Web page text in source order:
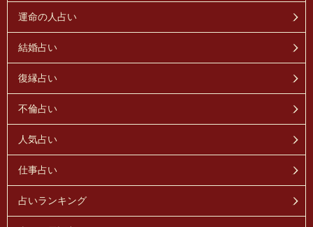
運命の人占い
結婚占い
復縁占い
不倫占い
人気占い
仕事占い
占いランキング